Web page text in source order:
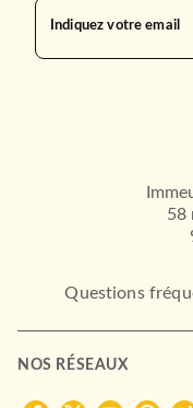
Indiquez votre email
58
Questions
NOS RÉSEAUX